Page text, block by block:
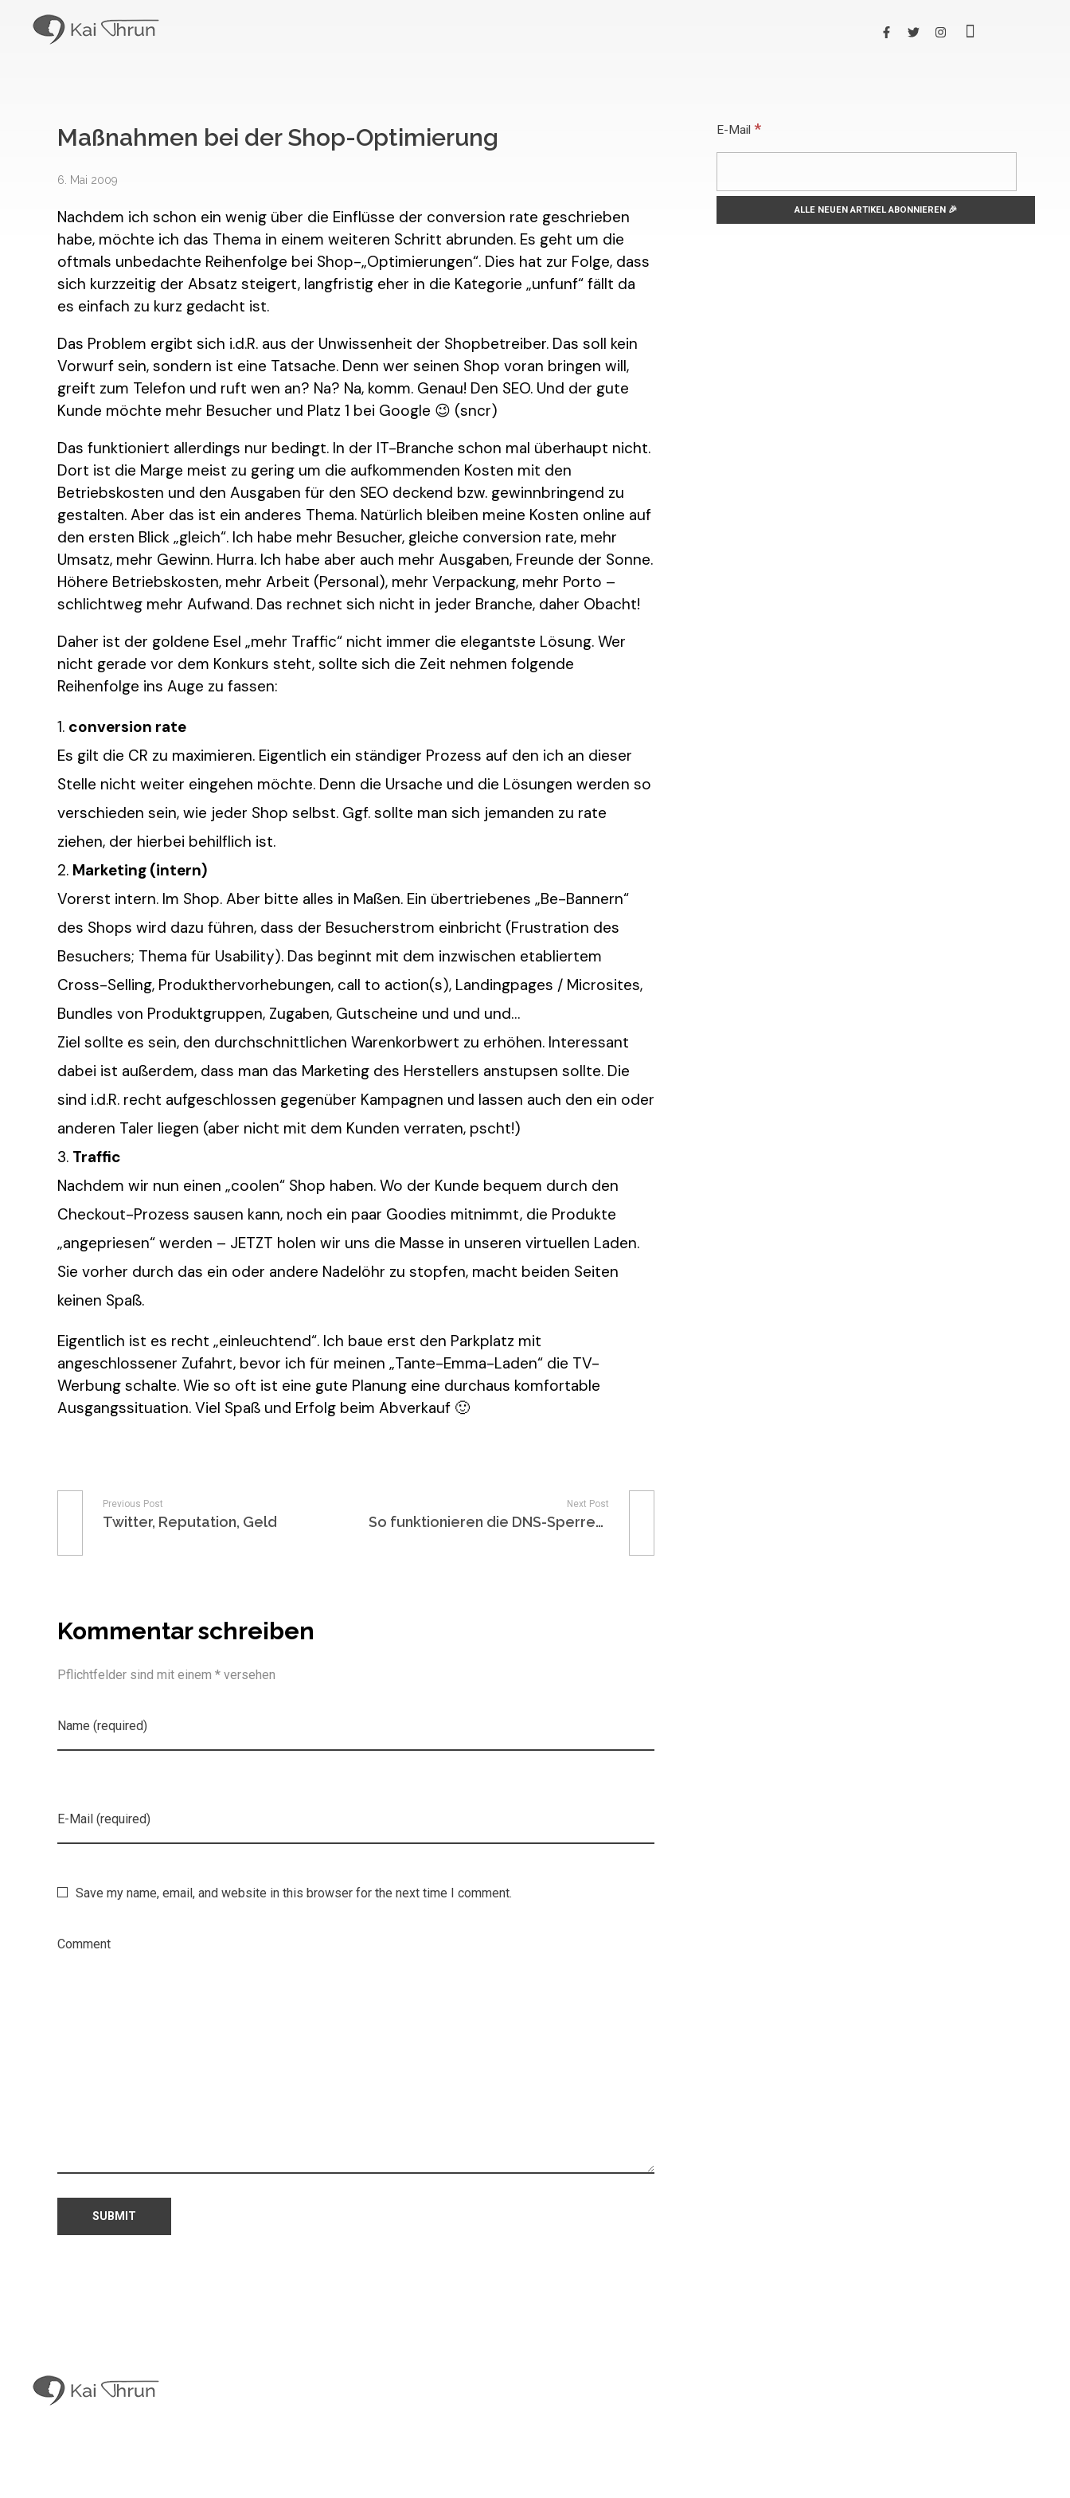
Maßnahmen bei der Shop-Optimierung
6. Mai 2009
Nachdem ich schon ein wenig über die Einflüsse der conversion rate geschrieben
habe, möchte ich das Thema in einem weiteren Schritt abrunden. Es geht um die
oftmals unbedachte Reihenfolge bei Shop-„Optimierungen“. Dies hat zur Folge, dass
sich kurzzeitig der Absatz steigert, langfristig eher in die Kategorie „unfunf“ fällt da
es einfach zu kurz gedacht ist.
Das Problem ergibt sich i.d.R. aus der Unwissenheit der Shopbetreiber. Das soll kein
Vorwurf sein, sondern ist eine Tatsache. Denn wer seinen Shop voran bringen will,
greift zum Telefon und ruft wen an? Na? Na, komm. Genau! Den SEO. Und der gute
Kunde möchte mehr Besucher und Platz 1 bei Google 😉 (sncr)
Das funktioniert allerdings nur bedingt. In der IT-Branche schon mal überhaupt nicht.
Dort ist die Marge meist zu gering um die aufkommenden Kosten mit den
Betriebskosten und den Ausgaben für den SEO deckend bzw. gewinnbringend zu
gestalten. Aber das ist ein anderes Thema. Natürlich bleiben meine Kosten online auf
den ersten Blick „gleich“. Ich habe mehr Besucher, gleiche conversion rate, mehr
Umsatz, mehr Gewinn. Hurra. Ich habe aber auch mehr Ausgaben, Freunde der Sonne.
Höhere Betriebskosten, mehr Arbeit (Personal), mehr Verpackung, mehr Porto –
schlichtweg mehr Aufwand. Das rechnet sich nicht in jeder Branche, daher Obacht!
Daher ist der goldene Esel „mehr Traffic“ nicht immer die elegantste Lösung. Wer
nicht gerade vor dem Konkurs steht, sollte sich die Zeit nehmen folgende
Reihenfolge ins Auge zu fassen:
conversion rate
Es gilt die CR zu maximieren. Eigentlich ein ständiger Prozess auf den ich an dieser
Stelle nicht weiter eingehen möchte. Denn die Ursache und die Lösungen werden so
verschieden sein, wie jeder Shop selbst. Ggf. sollte man sich jemanden zu rate
ziehen, der hierbei behilflich ist.
Marketing (intern)
Vorerst intern. Im Shop. Aber bitte alles in Maßen. Ein übertriebenes „Be-Bannern“
des Shops wird dazu führen, dass der Besucherstrom einbricht (Frustration des
Besuchers; Thema für Usability). Das beginnt mit dem inzwischen etabliertem
Cross-Selling, Produkthervorhebungen, call to action(s), Landingpages / Microsites,
Bundles von Produktgruppen, Zugaben, Gutscheine und und und…
Ziel sollte es sein, den durchschnittlichen Warenkorbwert zu erhöhen. Interessant
dabei ist außerdem, dass man das Marketing des Herstellers anstupsen sollte. Die
sind i.d.R. recht aufgeschlossen gegenüber Kampagnen und lassen auch den ein oder
anderen Taler liegen (aber nicht mit dem Kunden verraten, pscht!)
Traffic
Nachdem wir nun einen „coolen“ Shop haben. Wo der Kunde bequem durch den
Checkout-Prozess sausen kann, noch ein paar Goodies mitnimmt, die Produkte
„angepriesen“ werden – JETZT holen wir uns die Masse in unseren virtuellen Laden.
Sie vorher durch das ein oder andere Nadelöhr zu stopfen, macht beiden Seiten
keinen Spaß.
Eigentlich ist es recht „einleuchtend“. Ich baue erst den Parkplatz mit
angeschlossener Zufahrt, bevor ich für meinen „Tante-Emma-Laden“ die TV-
Werbung schalte. Wie so oft ist eine gute Planung eine durchaus komfortable
Ausgangssituation. Viel Spaß und Erfolg beim Abverkauf 🙂
Previous Post
Twitter, Reputation, Geld
Next Post
So funktionieren die DNS-Sperren von Zensursula
Kommentar schreiben
Pflichtfelder sind mit einem * versehen
Name (required)
E-Mail (required)
Save my name, email, and website in this browser for the next time I comment.
Comment
E-Mail *